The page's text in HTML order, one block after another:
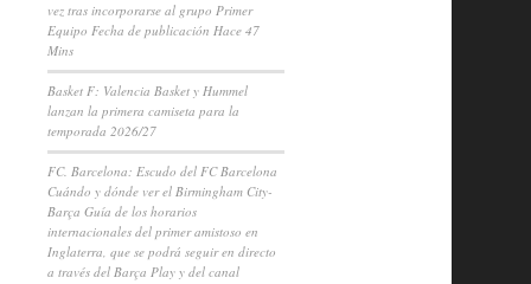
vez tras incorporarse al grupo Primer
Equipo Fecha de publicación Hace 47
Mins
Basket F: Valencia Basket y Hummel
lanzan la primera camiseta para la
temporada 2026/27
FC. Barcelona: Escudo del FC Barcelona
Cuándo y dónde ver el Birmingham City-
Barça Guía de los horarios
internacionales del primer amistoso en
Inglaterra, que se podrá seguir en directo
a través del Barça Play y del canal